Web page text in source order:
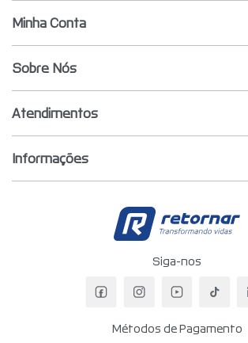
Minha Conta
Sobre Nós
Atendimentos
Informações
Siga-nos
Facebook da Retornar
Instagram da
Métodos de Pagamento